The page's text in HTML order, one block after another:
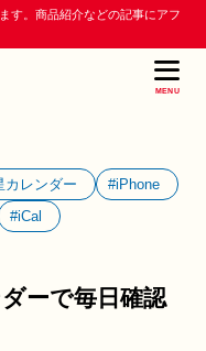
す。商品紹介などの記事にアフ
MENU
カレンダー
#iPhone
#iCal
ーで毎日確認